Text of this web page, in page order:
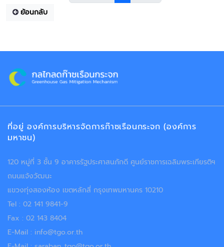
ย้อนกลับ
ที่อยู่ องค์การบริหารจัดการก๊าซเรือนกระจก (องค์การ
มหาชน)
120 หมู่ที่ 3 ชั้น 9 อาคารรัฐประศาสนภักดี ศูนย์ราชการเฉลิมพระเกียรติฯ
ถนนแจ้งวัฒนะ
แขวงทุ่งสองห้อง เขตหลักสี่ กรุงเทพมหานคร 10210
Tel : 02 141 9841-9
Fax : 02 143 8404
E-Mail : info@tgo.or.th